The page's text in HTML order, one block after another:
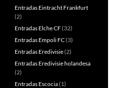
Entradas Eintracht Frankfurt
(2)
Entradas Elche CF(32)
Entradas Empoli FC(3)
Entradas Eredivisie(2)
Entradas Eredivisie holandesa
(2)
Entradas Escocia(1)